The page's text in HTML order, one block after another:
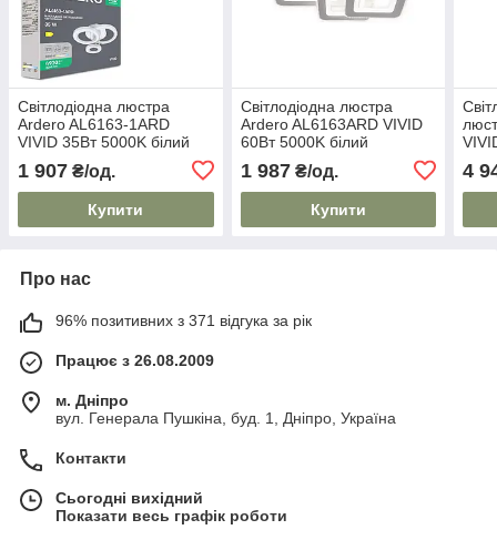
Світлодіодна люстра
Ardero AL6163-1ARD
VIVID 35Вт 5000K білий
1 907 ₴/од.
Купити
Світлодіодна люстра
Ardero AL6163ARD VIVID
60Вт 5000K білий
1 987₴/од.
Купити
4
Про нас
96% позитивних з 371 відгука за рік
Працює з 26.08.2009
м. Дніпро
вул. Генерала Пушкіна, буд. 1, Дніпро, Україна
Контакти
Сьогодні вихідний
Показати весь графік роботи